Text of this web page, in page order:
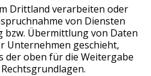
Drittland verarbeiten oder
von Diensten
Übermittlung von Daten
Unternehmen geschieht,
der oben für die Weitergabe